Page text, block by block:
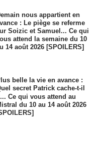
nous appartient en
: Le piège se referme
Soizic et Samuel... Ce qui
attend la semaine du 10
14 août 2026 [SPOILERS]
belle la vie en avance :
secret Patrick cache-t-il
Ce qui vous attend au
du 10 au 14 août 2026